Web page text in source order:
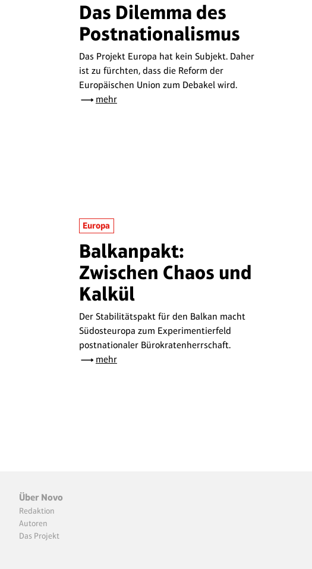
Das Dilemma des
Postnationalismus
Das Projekt Europa hat kein Subjekt. Daher
ist zu fürchten, dass die Reform der
Europäischen Union zum Debakel wird.
mehr
Europa
Balkanpakt:
Zwischen Chaos und
Kalkül
Der Stabilitätspakt für den Balkan macht
Südosteuropa zum Experimentierfeld
postnationaler Bürokratenherrschaft.
mehr
Über Novo
Redaktion
Autoren
Das Projekt